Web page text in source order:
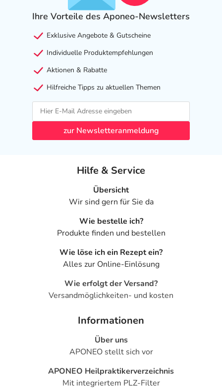
Ihre Vorteile des Aponeo-Newsletters
Exklusive Angebote & Gutscheine
Individuelle Produktempfehlungen
Aktionen & Rabatte
Hilfreiche Tipps zu aktuellen Themen
zur Newsletteranmeldung
Hilfe & Service
Übersicht
Wir sind gern für Sie da
Wie bestelle ich?
Produkte finden und bestellen
Wie löse ich ein Rezept ein?
Alles zur Online-Einlösung
Wie erfolgt der Versand?
Versandmöglichkeiten- und kosten
Informationen
Über uns
APONEO stellt sich vor
APONEO Heilpraktikerverzeichnis
Mit integriertem PLZ-Filter